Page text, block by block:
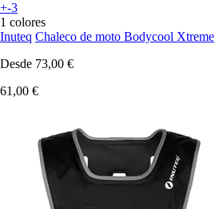
+-3
1 colores
Inuteq Chaleco de moto Bodycool Xtreme
Desde 73,00 €
61,00 €